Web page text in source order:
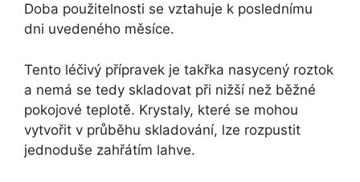
Doba použitelnosti se vztahuje k poslednímu
dni uvedeného měsíce.
Tento léčivý přípravek je takřka nasycený roztok
a nemá se tedy skladovat při nižší než běžné
pokojové teplotě. Krystaly, které se mohou
vytvořit v průběhu skladování, lze rozpustit
jednoduše zahřátím lahve.